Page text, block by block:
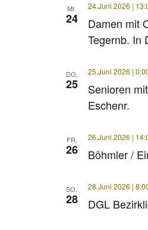
MI.
24
Damen mit
Tegernb. In
24.Juni 2026 |
DO.
25
Senioren
Eschenr.
25.Juni 2026 |
FR.
26 Böhmler /
26.Juni 2026 |
SO.
28 DGL
28.Juni 2026 |